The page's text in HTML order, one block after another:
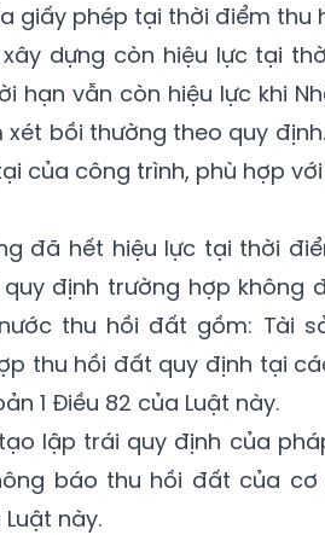
giấy phép tại thời điểm thu
dựng còn hiệu lực tại
hạn vẫn còn hiệu lực khi
bồi thường theo quy
của công trình, phù hợp
đã hết hiệu lực tại thời
định trường hợp không
thu hồi đất gồm: Tài
thu hồi đất quy định tại
1 Điều 82 của Luật này.
lập trái quy định của
báo thu hồi đất của
này.